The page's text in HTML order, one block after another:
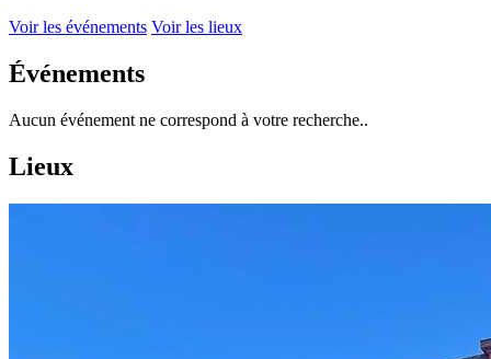
Voir les événements Voir les lieux
Événements
Aucun événement ne correspond à votre recherche..
Lieux